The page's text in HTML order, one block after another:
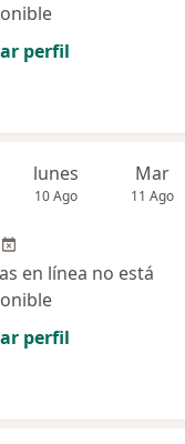
perfil
lunes
10 Ago
Mar
11 Ago
en línea no está
perfil